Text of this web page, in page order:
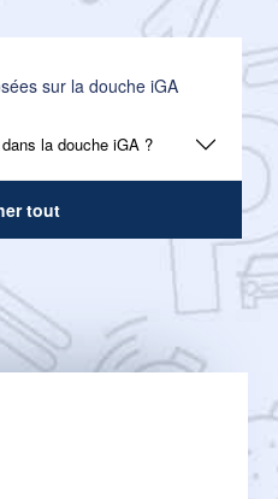
sur la douche iGA
la douche iGA ?
tout